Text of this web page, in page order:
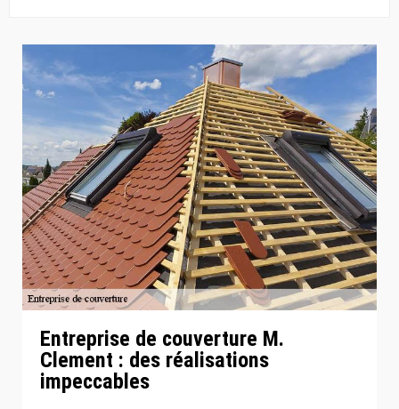
Entreprise de couverture M.
Clement : des réalisations
impeccables